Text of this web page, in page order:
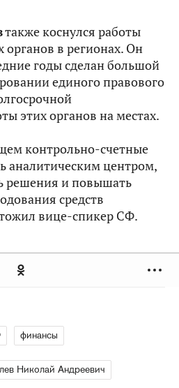
также коснулся работы
в регионах. Он
годы сделан большой
единого правового
этих органов на местах.
контрольно-счетные
аналитическим центром,
решения и повышать
средств
вице-спикер СФ.
финансы
Николай Андреевич